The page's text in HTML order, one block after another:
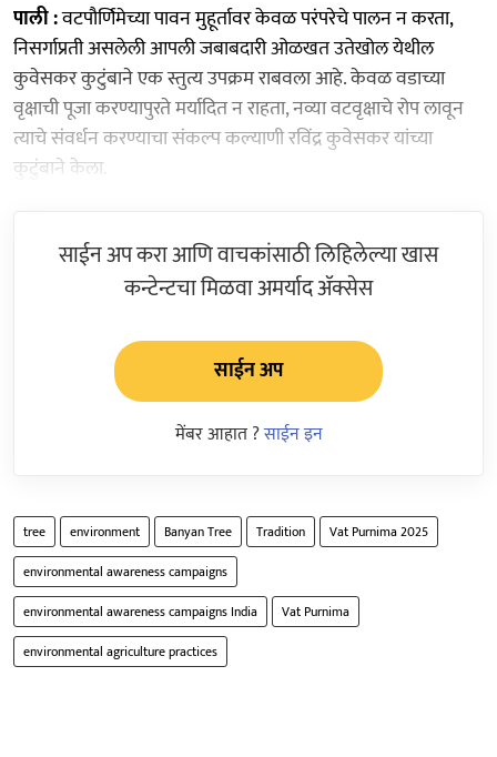
पाली :वटपौर्णिमेच्या पावन मुहूर्तावर केवळ परंपरेचे पालन न करता,
निसर्गाप्रती असलेली आपली जबाबदारी ओळखत उतेखोल येथील
कुवेसकर कुटुंबाने एक स्तुत्य उपक्रम राबवला आहे. केवळ वडाच्या
वृक्षाची पूजा करण्यापुरते मर्यादित न राहता, नव्या वटवृक्षाचे रोप लावून
त्याचे संवर्धन करण्याचा संकल्प कल्याणी रविंद्र कुवेसकर यांच्या
कुटुंबाने केला.
साईन अप करा आणि वाचकांसाठी लिहिलेल्या खास
कन्टेन्टचा मिळवा अमर्याद ॲक्सेस
साईन अप
मेंबर आहात ?साईन इन
tree environment Banyan Tree Tradition
Vat Purnima 2025
environmental awareness campaigns
environmental awareness campaigns India
Vat Purnima
environmental agriculture practices